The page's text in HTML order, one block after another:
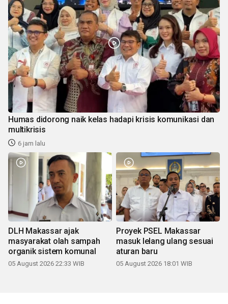
Humas didorong naik kelas hadapi krisis komunikasi dan
multikrisis
6 jam lalu
DLH Makassar ajak
masyarakat olah sampah
organik sistem komunal
05 August 2026 22:33 WIB
Proyek PSEL Makassar
masuk lelang ulang sesuai
aturan baru
05 August 2026 18:01 WIB